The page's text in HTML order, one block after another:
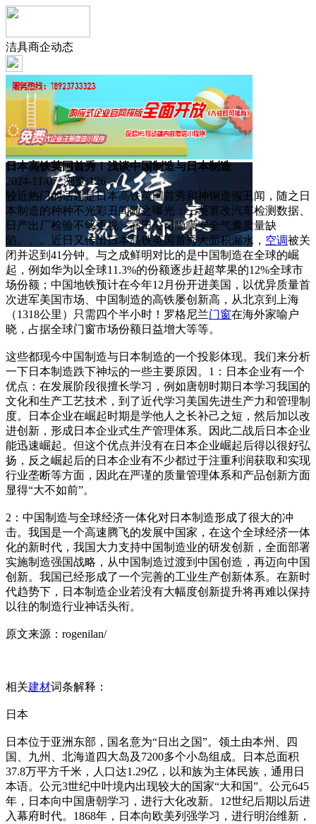
洁具商企动态
日本高铁英国首秀！浅谈中国制造与日本制造
2024-11-07 浏览:126
较近热门的话题是日本高铁英国首秀和神钢造假丑闻，随之日
本制造的种种不光彩丑闻随之曝光：三菱篡改汽车检测数据、
日产出厂检验不够重视、高田公司隐瞒安全气囊质量缺
陷。。。近日又传出日本高铁英国首秀大面积漏水， 空调被关
闭并迟到41分钟。与之成鲜明对比的是中国制造在全球的崛
起，例如华为以全球11.3%的份额逐步赶超苹果的12%全球市
场份额；中国地铁预计在今年12月份开进美国，以优异质量首
次进军美国市场、中国制造的高铁屡创新高，从北京到上海
（1318公里）只需四个半小时！罗格尼兰门窗在海外家喻户
晓，占据全球门窗市场份额日益增大等等。
这些都现今中国制造与日本制造的一个投影体现。我们来分析
一下日本制造跌下神坛的一些主要原因。1：日本企业有一个
优点：在发展阶段很擅长学习，例如唐朝时期日本学习我国的
文化和生产工艺技术，到了近代学习美国先进生产力和管理制
度。日本企业在崛起时期是学他人之长补己之短，然后加以改
进创新，形成日本企业式生产管理体系。因此二战后日本企业
能迅速崛起。但这个优点并没有在日本企业崛起后得以很好弘
扬，反之崛起后的日本企业有不少都过于注重利润获取和实现
行业垄断等方面，因此在严谨的质量管理体系和产品创新方面
显得“大不如前”。
2：中国制造与全球经济一体化对日本制造形成了很大的冲
击。我国是一个高速腾飞的发展中国家，在这个全球经济一体
化的新时代，我国大力支持中国制造业的研发创新，全面部署
实施制造强国战略，从中国制造过渡到中国创造，再迈向中国
创新。我国已经形成了一个完善的工业生产创新体系。在新时
代趋势下，日本制造企业若没有大幅度创新提升将再难以保持
以往的制造行业神话头衔。
原文来源：rogenilan/
相关建材词条解释：
日本
日本位于亚洲东部，国名意为“日出之国”。领土由本州、四
国、九州、北海道四大岛及7200多个小岛组成。日本总面积
37.8万平方千米，人口达1.29亿，以和族为主体民族，通用日
本语。公元3世纪中叶境内出现较大的国家“大和国”。公元645
年，日本向中国唐朝学习，进行大化改新。12世纪后期以后进
入幕府时代。1868年，日本向欧美列强学习，进行明治维新，